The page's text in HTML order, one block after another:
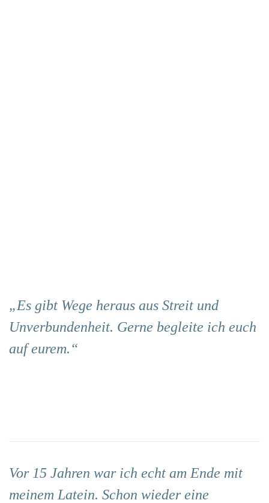
„Es gibt Wege heraus aus Streit und
Unverbundenheit. Gerne begleite ich euch
auf eurem.“
Vor 15 Jahren war ich echt am Ende mit
meinem Latein. Schon wieder eine